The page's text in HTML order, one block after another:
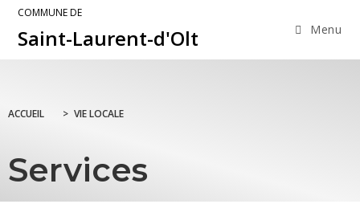
COMMUNE DE
Saint-Laurent-d'Olt Menu
ACCUEIL > VIE LOCALE
Services